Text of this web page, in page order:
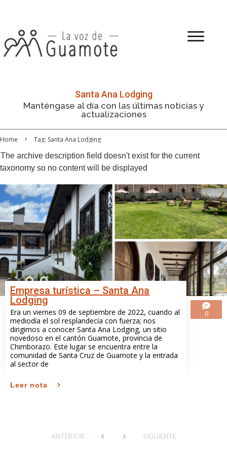
Santa Ana Lodging
Manténgase al día con las últimas noticias y
actualizaciones
Home
Tag: Santa Ana Lodging
The archive description field doesn't exist for the current
taxonomy so no content will be displayed
Empresa turística – Santa Ana
Lodging
Era un viernes 09 de septiembre de 2022, cuando al
mediodía el sol resplandecía con fuerza; nos
dirigimos a conocer Santa Ana Lodging, un sitio
novedoso en el cantón Guamote, provincia de
Chimborazo. Este lugar se encuentra entre la
comunidad de Santa Cruz de Guamote y la entrada
al sector de
Leer nota
0
ANTERIOR SIGUIENTE